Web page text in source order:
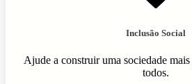
Inclusão Social
Ajude a construir uma sociedade
todos.